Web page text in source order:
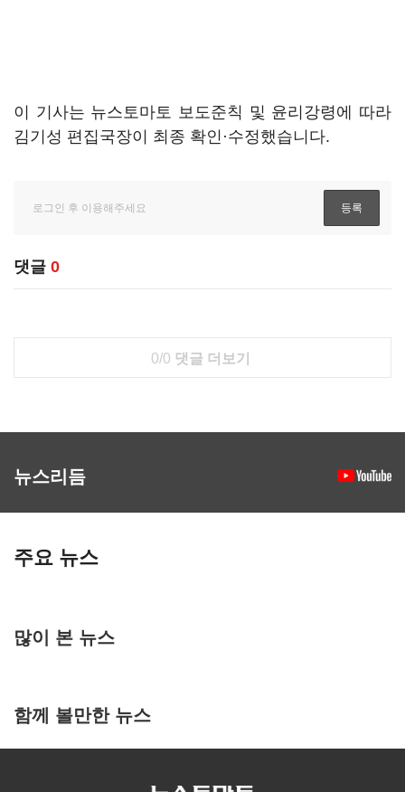
이 기사는 뉴스토마토 보도준칙 및 윤리강령에 따라
김기성 편집국장이 최종 확인·수정했습니다.
댓글 0
0/0 댓글 더보기
뉴스리듬
주요 뉴스
많이 본 뉴스
함께 볼만한 뉴스